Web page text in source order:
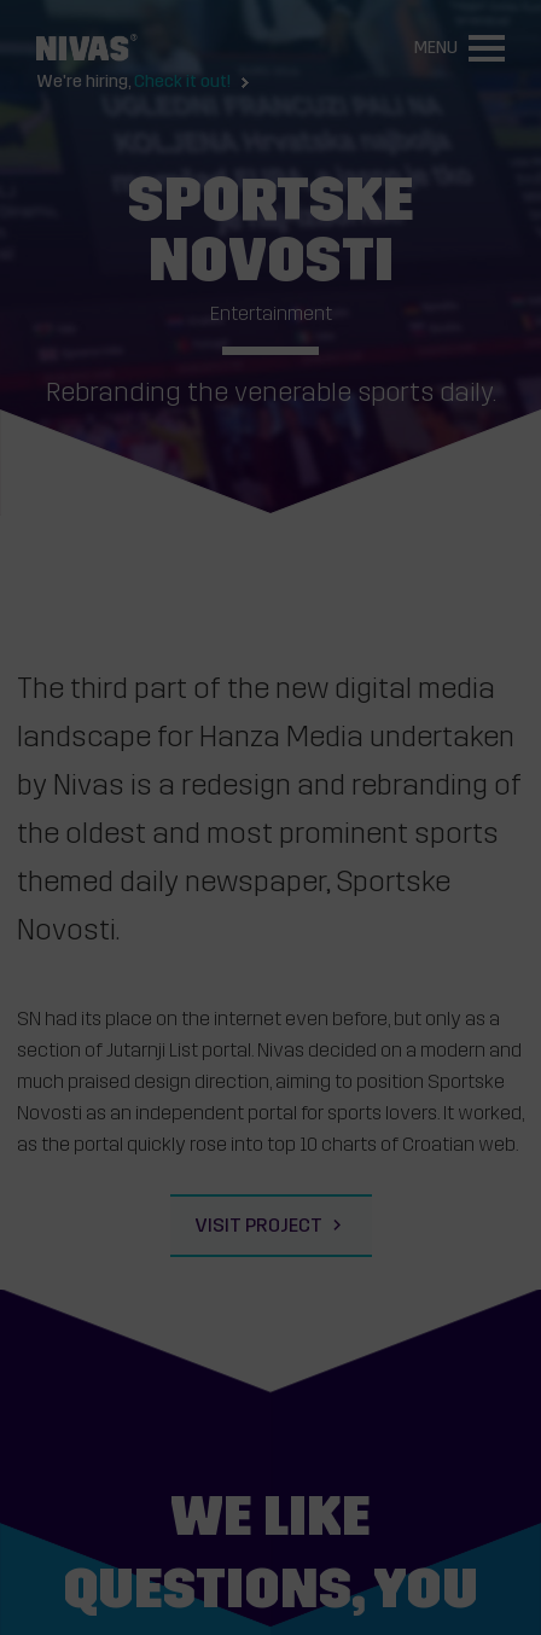
We're hiring, Check it out!
MENU
SPORTSKE
NOVOSTI
Entertainment
Rebranding the venerable sports daily.
The third part of the new digital media
landscape for Hanza Media undertaken
by Nivas is a redesign and rebranding of
the oldest and most prominent sports
themed daily newspaper, Sportske
Novosti.
SN had its place on the internet even before, but only as a
section of Jutarnji List portal. Nivas decided on a modern and
much praised design direction, aiming to position Sportske
Novosti as an independent portal for sports lovers. It worked,
as the portal quickly rose into top 10 charts of Croatian web.
VISIT PROJECT
WE LIKE
QUESTIONS, YOU